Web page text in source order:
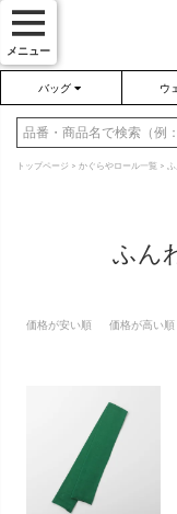
メニュー
バッグ
ショルダーバッグ
ウ
ワンピース
（綿80%、ポリエステル
ソックス・タイツ・ス
トップページ かぐらやロール一覧
ふん
価格が安い順 価格が高い順